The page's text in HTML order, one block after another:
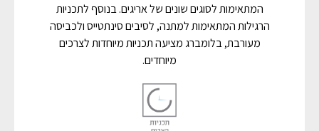
המתאימות לסוגים שונים של אריגים. בנוסף לתכניות
הרגילות המתאימות למתנה, לסיבים סינתטייס ולכביסה
מעורבת, בלומברג מציעה תכניות מיוחדות לצרכים
מיוחדים.